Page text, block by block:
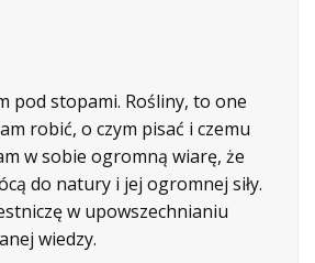
pod stopami. Rośliny, to one
robić, o czym pisać i czemu
w sobie ogromną wiarę, że
do natury i jej ogromnej siły.
w upowszechnianiu
wiedzy.